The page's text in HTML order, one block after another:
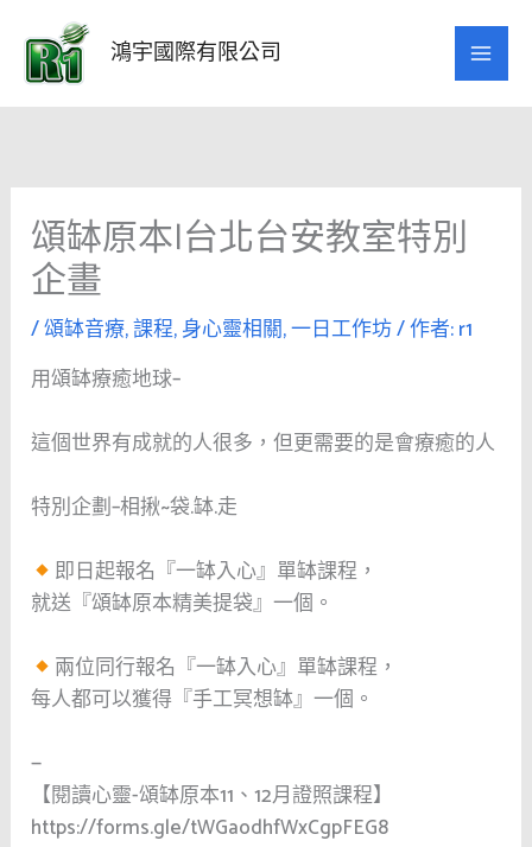
要
鴻宇國際有限公司
頌缽原本|台北台安教室特別
企畫
/頌缽音療,課程,身心靈相關,一日工作坊/ 作者:r1
用頌缽療癒地球–
這個世界有成就的人很多，但更需要的是會療癒的人
特別企劃–相揪~袋.缽.走
即日起報名『一缽入心』單缽課程，
就送『頌缽原本精美提袋』一個。
兩位同行報名『一缽入心』單缽課程，
每人都可以獲得『手工冥想缽』一個。
—
【閱讀心靈-頌缽原本11、12月證照課程】
https://forms.gle/tWGaodhfWxCgpFEG8